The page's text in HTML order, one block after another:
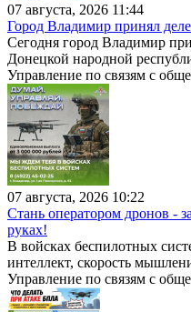
07 августа, 2026 11:44
Город Владимир принял
Сегодня город Владимир
Донецкой народной
Управление по связям с
07 августа, 2026 10:22
Стань оператором дронов -
руках!
В войсках беспилотных
интеллект, скорость
Управление по связям с